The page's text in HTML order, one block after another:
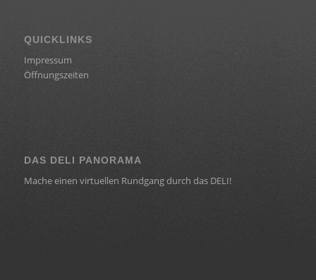
QUICKLINKS
Impressum
Öffnungszeiten
DAS DELI PANORAMA
Mache einen virtuellen Rundgang durch das DELI!